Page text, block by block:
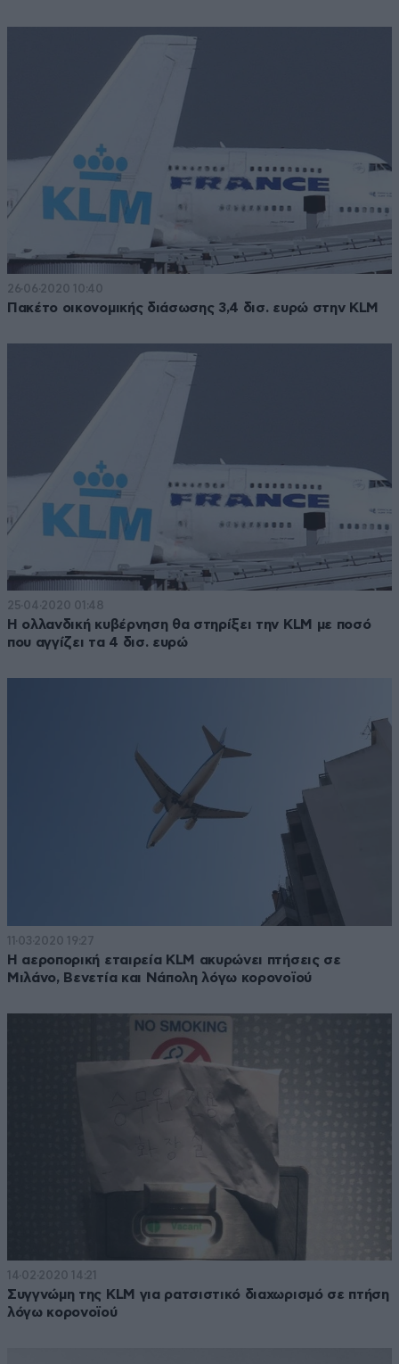
26·06·2020 10:40
Πακέτο οικονομικής διάσωσης 3,4 δισ. ευρώ στην KLM
25·04·2020 01:48
Η ολλανδική κυβέρνηση θα στηρίξει την KLM με ποσό
που αγγίζει τα 4 δισ. ευρώ
11·03·2020 19:27
Η αεροπορική εταιρεία KLM ακυρώνει πτήσεις σε
Μιλάνο, Βενετία και Νάπολη λόγω κορονοϊού
14·02·2020 14:21
Συγγνώμη της KLM για ρατσιστικό διαχωρισμό σε πτήση
λόγω κορονοϊού